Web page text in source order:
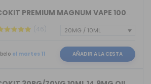
NICOKIT PREMIUM MAGNUM VAPE 100%PG 10ML
(46)
el martes 11 AÑADIR A LA CESTA